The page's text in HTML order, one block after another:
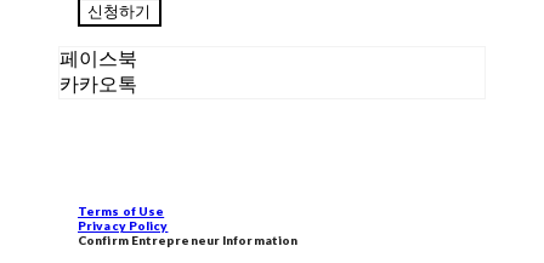
신청하기
페이스북
카카오톡
Terms of Use
Privacy Policy
Confirm Entrepreneur Information